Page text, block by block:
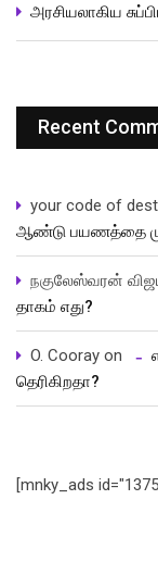
அரசியலாகிய
Recent
your code of
ஆண்டு பயணத்தை
நகுலேஸ்வரன்
தாகம் எது?
O. Cooray on
தெரிகிறதா?
[mnky_ads